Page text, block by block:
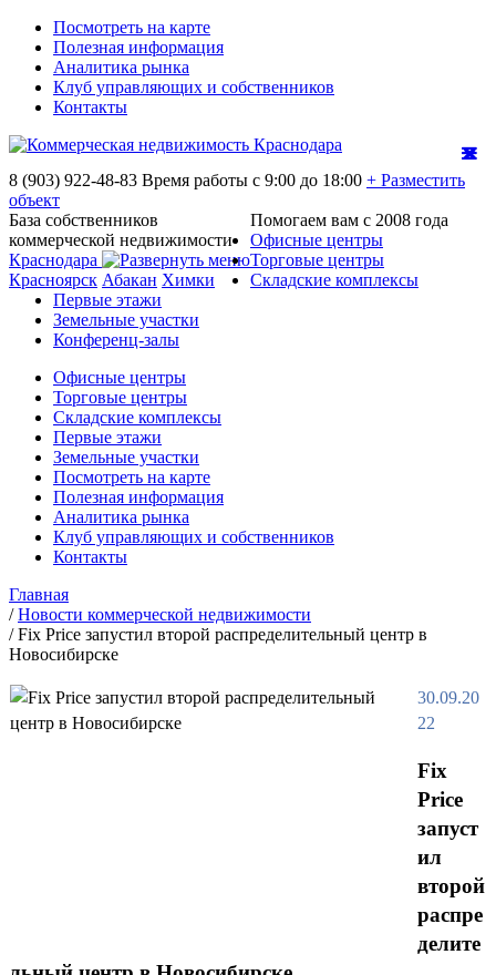
Посмотреть на карте
Полезная информация
Аналитика рынка
Клуб управляющих и собственников
Контакты
8 (903) 922-48-83 Время работы с 9:00 до 18:00 + Разместить
объект
База собственников
коммерческой недвижимости
Краснодара
Красноярск Абакан Химки
Помогаем вам с 2008 года
Офисные центры
Торговые центры
Складские комплексы
Первые этажи
Земельные участки
Конференц-залы
Офисные центры
Торговые центры
Складские комплексы
Первые этажи
Земельные участки
Посмотреть на карте
Полезная информация
Аналитика рынка
Клуб управляющих и собственников
Контакты
Главная
/ Новости коммерческой недвижимости
/ Fix Price запустил второй распределительный центр в
Новосибирске
30.09.20
22
Fix
Price
запуст
ил
второй
распре
делите